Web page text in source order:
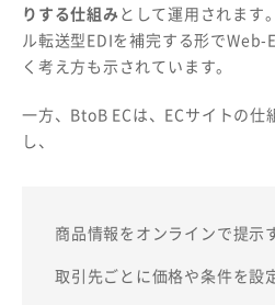
りする仕組み として運用されます
ル転送型EDIを補完する形でWeb-
く考え方も示されています。
一方、BtoB ECは、ECサイトの仕
し、
商品情報をオンラインで提示
取引先ごとに価格や条件を設